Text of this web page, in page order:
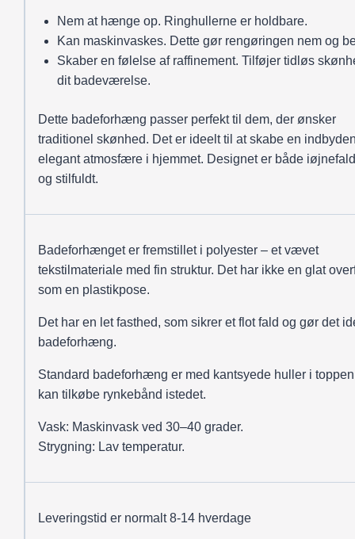
Nem at hænge op. Ringhullerne er holdbare.
Kan maskinvaskes. Dette gør rengøringen nem og
Skaber en følelse af raffinement. Tilføjer tidløs
dit badeværelse.
Dette badeforhæng passer perfekt til dem, der ønsker
traditionel skønhed. Det er ideelt til at skabe en
elegant atmosfære i hjemmet. Designet er både
og stilfuldt.
Badeforhænget er fremstillet i polyester – et vævet
tekstilmateriale med fin struktur. Det har ikke en glat
som en plastikpose.
Det har en let fasthed, som sikrer et flot fald og gør det
badeforhæng.
Standard badeforhæng er med kantsyede huller i
kan tilkøbe rynkebånd istedet.
Vask: Maskinvask ved 30–40 grader.
Strygning: Lav temperatur.
Leveringstid er normalt 8-14 hverdage